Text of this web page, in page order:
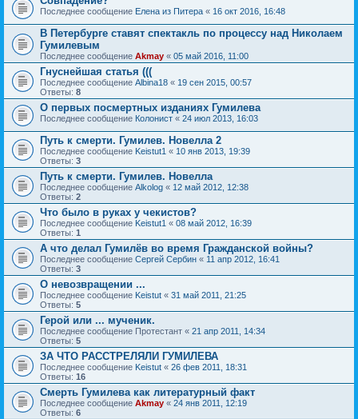
Последнее сообщение Елена из Питера « 16 окт 2016, 16:48
В Петербурге ставят спектакль по процессу над Николаем
Гумилевым
Последнее сообщение Akmay « 05 май 2016, 11:00
Гнуснейшая статья (((
Последнее сообщение Albina18 « 19 сен 2015, 00:57
Ответы: 8
О первых посмертных изданиях Гумилева
Последнее сообщение Колонист « 24 июл 2013, 16:03
Путь к смерти. Гумилев. Новелла 2
Последнее сообщение Keistut1 « 10 янв 2013, 19:39
Ответы: 3
Путь к смерти. Гумилев. Новелла
Последнее сообщение Alkolog « 12 май 2012, 12:38
Ответы: 2
Что было в руках у чекистов?
Последнее сообщение Keistut1 « 08 май 2012, 16:39
Ответы: 1
А что делал Гумилёв во время Гражданской войны?
Последнее сообщение Сергей Сербин « 11 апр 2012, 16:41
Ответы: 3
О невозвращении ...
Последнее сообщение Keistut « 31 май 2011, 21:25
Ответы: 5
Герой или ... мученик.
Последнее сообщение Протестант « 21 апр 2011, 14:34
Ответы: 5
ЗА ЧТО РАССТРЕЛЯЛИ ГУМИЛЕВА
Последнее сообщение Keistut « 26 фев 2011, 18:31
Ответы: 16
Смерть Гумилева как литературный факт
Последнее сообщение Akmay « 24 янв 2011, 12:19
Ответы: 6